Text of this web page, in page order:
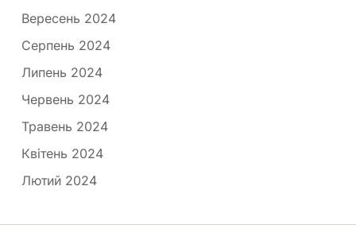
Вересень 2024
Серпень 2024
Липень 2024
Червень 2024
Травень 2024
Квітень 2024
Лютий 2024